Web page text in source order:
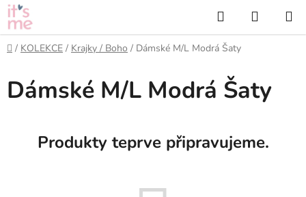
Přejít
na
obsah
Hledat
KOŠÍK
Domů
/ KOLEKCE / Krajky / Boho / Dámské M/L Modrá Šaty
Dámské M/L Modrá Šaty
Produkty teprve připravujeme.